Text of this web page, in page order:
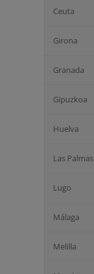
Ceuta
Girona
Granada
Gipuzkoa
Huelva
Las Palmas
Lugo
Málaga
Melilla